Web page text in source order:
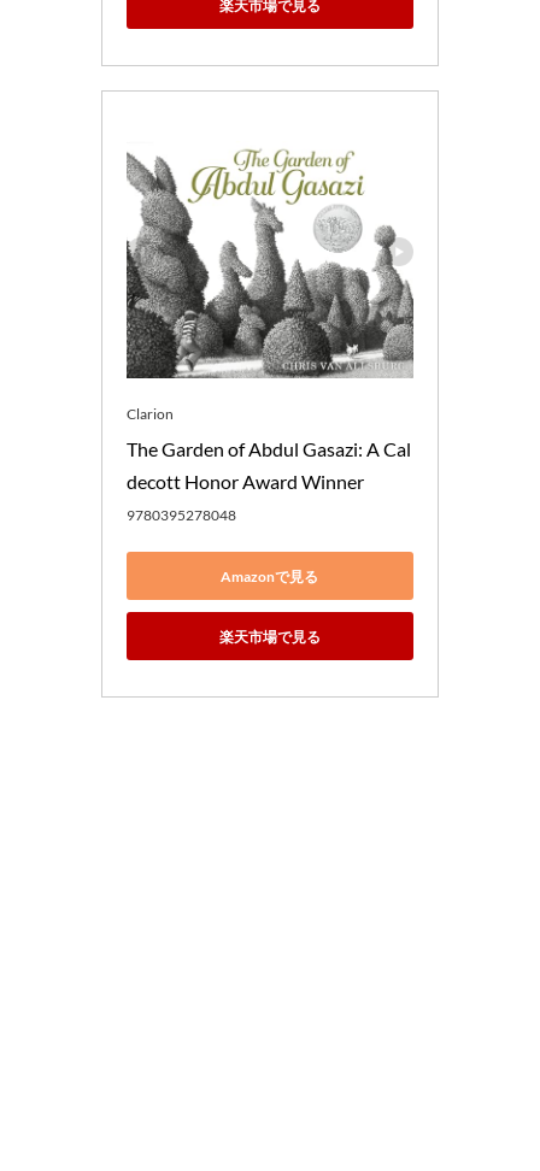
楽天市場で見る
Clarion
The Garden of Abdul Gasazi: A Cal
decott Honor Award Winner
9780395278048
Amazonで見る
楽天市場で見る